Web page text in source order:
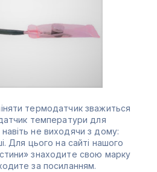
термодатчик зважиться
температури для
не виходячи з дому:
Для цього на сайті нашого
знаходите свою марку
за посиланням.